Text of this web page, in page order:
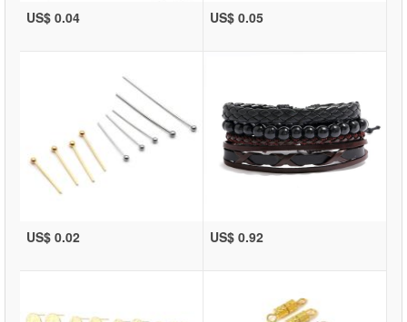
US$ 0.04 US$ 0.05
US$ 0.02 US$ 0.92